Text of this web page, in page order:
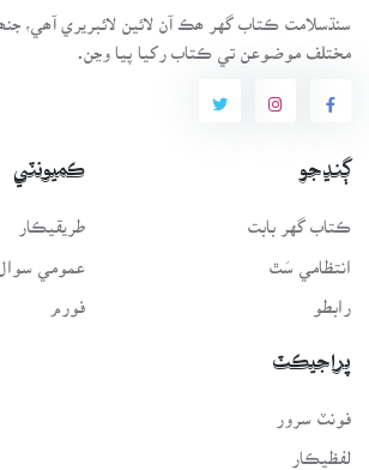
مختلف موضوعن تي ڪتاب رکيا پيا وڃن.
ڳنڍجو
ڪتاب گهر بابت
انتظامي سَٿ
رابطو
ڪميونٽي
طريقيڪار
عمومي سوال
فورم
پراجيڪٽ
لفظيڪار